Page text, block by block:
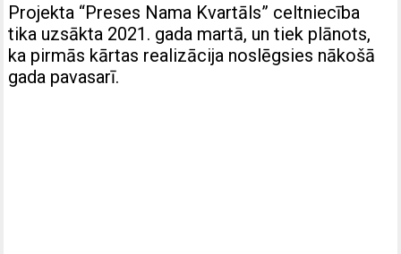
Projekta “Preses Nama Kvartāls” celtniecība
tika uzsākta 2021. gada martā, un tiek plānots,
ka pirmās kārtas realizācija noslēgsies nākošā
gada pavasarī.